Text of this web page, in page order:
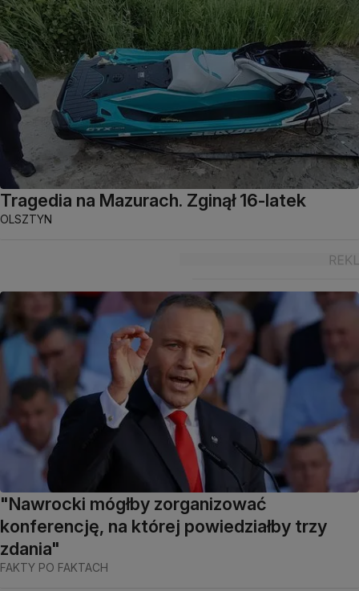
Tragedia na Mazurach. Zginął 16-latek
OLSZTYN
"Nawrocki mógłby zorganizować
konferencję, na której powiedziałby trzy
zdania"
FAKTY PO FAKTACH